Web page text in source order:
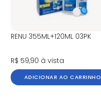
RENU 355ML+120ML 03PK
R$ 59,90 à vista
ADICIONAR AO CARRINHO